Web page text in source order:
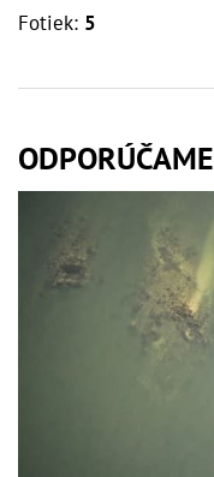
Fotiek: 5
ODPORÚČAME